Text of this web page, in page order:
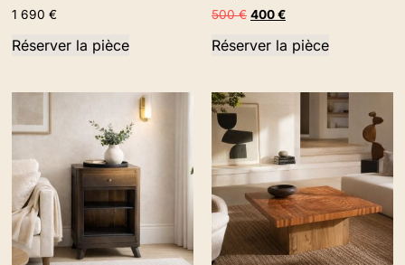
1 690€
Réserver la pièce
500€ 400€
Réserver la pièce